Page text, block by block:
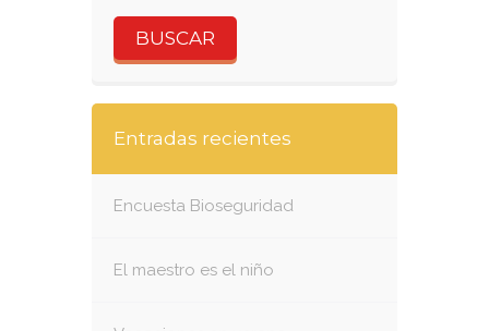
Entradas recientes
Encuesta Bioseguridad
El maestro es el niño